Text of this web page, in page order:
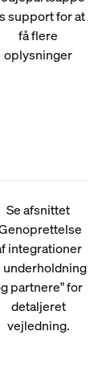
support for at
få flere
oplysninger
Se afsnittet
integrationer
underholdning
partnere" for
detaljeret
vejledning.